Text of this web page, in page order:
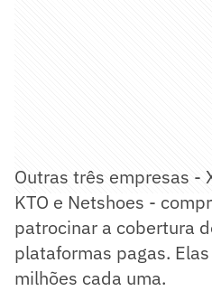
Outras três empresas -
KTO e Netshoes -
patrocinar a cobertura
plataformas pagas.
milhões cada uma.